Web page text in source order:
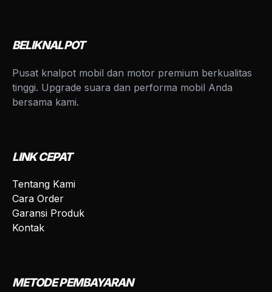
BELIKNALPOT
Pusat knalpot mobil dan motor premium berkualitas
tinggi. Upgrade suara dan performa mobil Anda
bersama kami.
LINK CEPAT
Tentang Kami
Cara Order
Garansi Produk
Kontak
METODE PEMBAYARAN